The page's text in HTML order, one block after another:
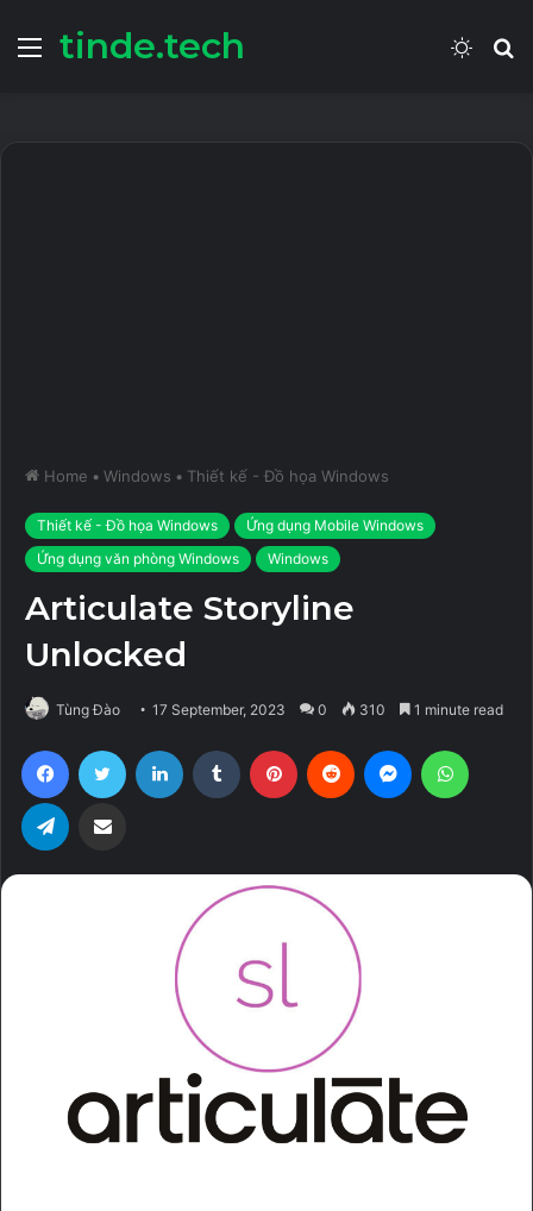
Menu
tinde.tech
Switch
Home • Windows • Thiết kế - Đồ họa Windows
Thiết kế - Đồ họa Windows
Ứng dụng Mobile Windows
Ứng dụng văn phòng Windows
Windows
Articulate Storyline
Unlocked
Tùng Đào 17 September, 2023 0 310 1 minute read
FacebookTwitter LinkedIn Tumblr Pinterest Reddit Messenger
Telegram Share via Email